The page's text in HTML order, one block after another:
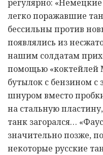
регулярно:
легко поражавшие
бессильны против
появлялись из
нашим солдатам
помощью «коктейлей
бутылок с бензином
шнуром вместо
на стальную
танк загорался…
значительно позже,
некоторые русские